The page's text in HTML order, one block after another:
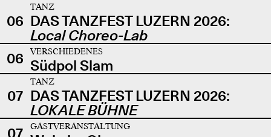
06
TANZ
DAS TANZFEST LUZERN 2026:
Local Choreo-Lab
06
VERSCHIEDENES
Südpol Slam
07
TANZ
DAS TANZFEST LUZERN 2026:
LOKALE BÜHNE
07
GASTVERANSTALTUNG